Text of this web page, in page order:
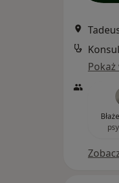
Pokaż